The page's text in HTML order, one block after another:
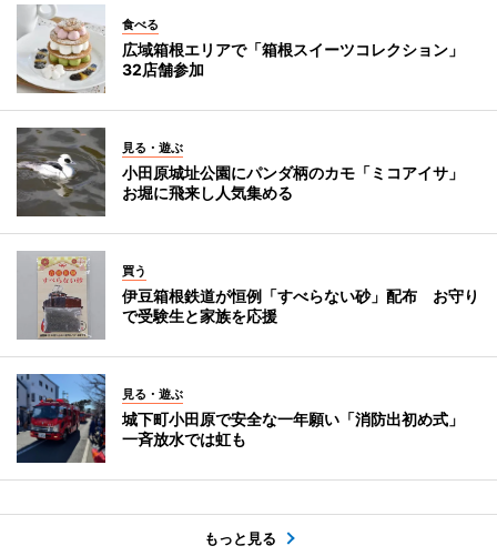
食べる
広域箱根エリアで「箱根スイーツコレクション」
32店舗参加
見る・遊ぶ
小田原城址公園にパンダ柄のカモ「ミコアイサ」
お堀に飛来し人気集める
買う
伊豆箱根鉄道が恒例「すべらない砂」配布 お守り
で受験生と家族を応援
見る・遊ぶ
城下町小田原で安全な一年願い「消防出初め式」
一斉放水では虹も
もっと見る